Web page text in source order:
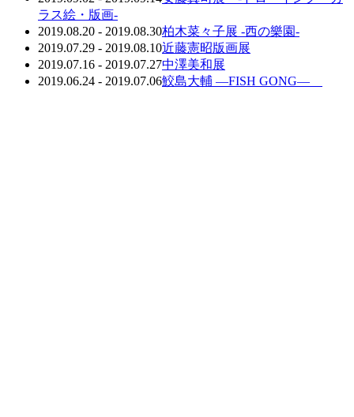
ラス絵・版画-
2019.08.20 - 2019.08.30柏木菜々子展 -西の樂園-
2019.07.29 - 2019.08.10近藤憲昭版画展
2019.07.16 - 2019.07.27中澤美和展
2019.06.24 - 2019.07.06鮫島大輔 ―FISH GONG―